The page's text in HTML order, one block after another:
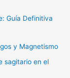
Guía Definitiva
y Magnetismo
sagitario en el